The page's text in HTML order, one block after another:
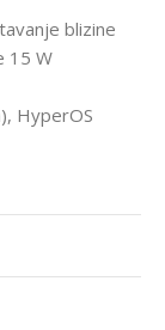
blizine
15 W
HyperOS